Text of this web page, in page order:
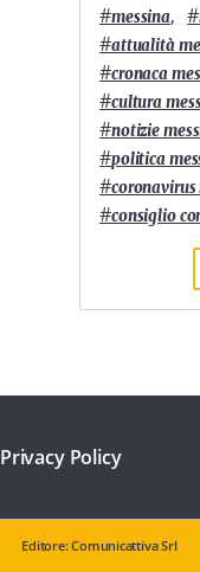
#messina, #
#attualità
#cronaca
#cultura
#notizie
#politica
#coronavirus
#consiglio
Privacy Policy
Editore: Comunicattiva Srl